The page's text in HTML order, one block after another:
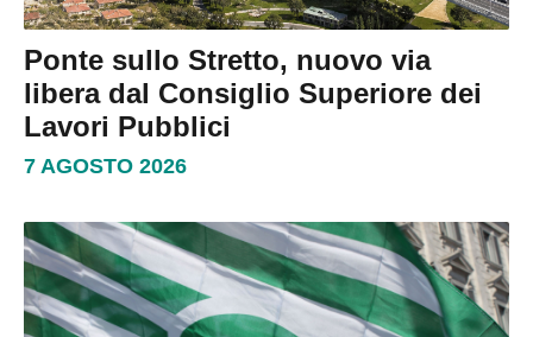
Ponte sullo Stretto, nuovo via
libera dal Consiglio Superiore dei
Lavori Pubblici
7 AGOSTO 2026